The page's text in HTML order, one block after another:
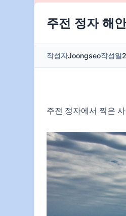
주전 정자 해
작성자Joongseo작성일
주전 정자에서 찍은